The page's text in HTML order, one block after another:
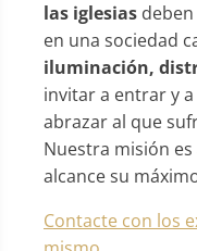
las iglesias
en una sociedad
iluminación,
invitar a entrar y
abrazar al que
Nuestra misión
alcance su
Contacte con los